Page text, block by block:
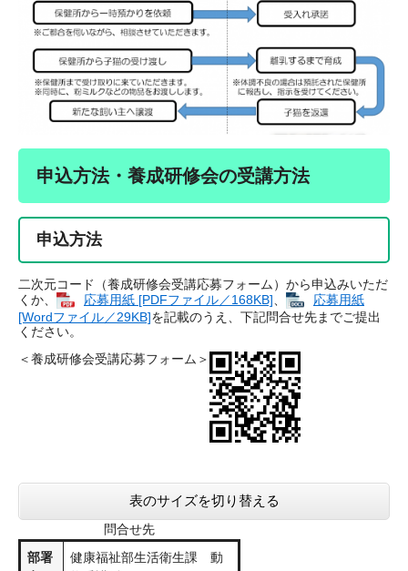
申込方法・養成研修会の受講方法
申込方法
二次元コード（養成研修会受講応募フォーム）から申込みいただ
くか、
応募用紙 [PDFファイル／168KB]
応募用紙
[Wordファイル／29KB]を記載のうえ、下記問合せ先までご提出
ください。
＜養成研修会受講応募フォーム＞
表のサイズを切り替える
問合せ先
部署
健康福祉部生活衛生課 動